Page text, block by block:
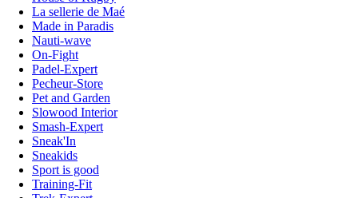
La sellerie de Maé
Made in Paradis
Nauti-wave
On-Fight
Padel-Expert
Pecheur-Store
Pet and Garden
Slowood Interior
Smash-Expert
Sneak'In
Sneakids
Sport is good
Training-Fit